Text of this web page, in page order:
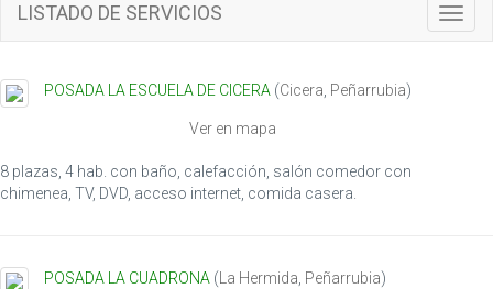
T
o
LISTADO DE SERVICIOS
POSADA LA ESCUELA DE CICERA (Cicera Peñarrubia)
Ver en mapa
8 plazas, 4 hab. con baño, calefacción, salón comedor con
chimenea, TV, DVD, acceso internet, comida casera.
POSADA LA CUADRONA ( La Hermida Peñarrubia)